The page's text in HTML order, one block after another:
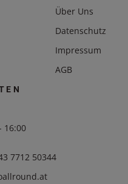
Über Uns
Datenschutz
Impressum
AGB
16:00
7712 50344